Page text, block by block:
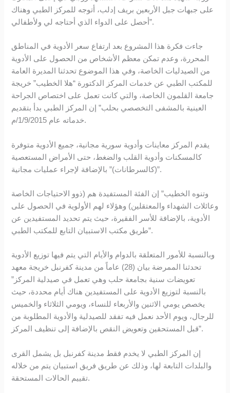
على جبهات جبل الأربعين بريف إدلب، أتوجه للمركز الطبي وهناك
أحصل على الدواء الذي أحتاجه لي ولأطفالي”.
جاءت فكرة هذا المشروع بعد ارتفاع سعر الأدوية في المناطق
المحررة، وعدم تمكن معظم الأشخاص من الحصول على الأدوية
من الصيدليات الخاصة، وفي هذا الموضوع تحدثنا المديرة العامة
للمكتب الطبي عن خدمات المركز الدكتورة “هلا الخطيب” خريجة
جامعة القلمون الخاصة، والتي كانت تعمل على اختصاص الجراحة
العينية بالمشفى التخصصي بحلب” إن المركز الطبي بدأ بتقديم
خدماته عام 1/9/2015/م.
يقدم المركز معاينات وأدوية سورية مجانية، جميع الأدوية متوفرة
كالمسكنات وأدوية القلب والضغط، حتى الأمراض المستعصية
(كالسرطانات)” بالإضافة لإجراء عمليات مجانية”.
وتنوه الخطيب” إن الفئة المستفيدة هم (ذوو الاحتياجات الخاصة
وعائلات الشهداء والمعتقلين) وهؤلاء لهم الأولوية في الحصول على
الأدوية، بالإضافة للأسر الفقيرة، حيث يتم تحديد المستفيدين عن
طريق مكتب الاستبيان التابع للمكتب الطبي”.
وبالنسبة للأمور المتعلقة بالدوام والأيام التي يتم فيها توزيع الأدوية
تحدثنا الممرضة بيان (28) عاماً من مدينة كفرنبل خريجة معهد
تعويضات سنية بجامعة حلب وهي تعمل في صيدلية المركز”
بالنسبة لتوزيع الأدوية على المستفيدين هناك أيام محددة، حيث
يخصص يومي الاثنين والأربعاء للنساء، ويومي الثلاثاء والخميس
للرجال، ويوم الأحد نعمل فيه تفقد للصيدلية والأدوية المطلوبة من
قبل المستحقين وتعويض النقص بالإضافة إلى تنظيف المركز”.
إن المركز الطبي لا يخدم فقط مدينة كفرنبل بل يشمل القرى
والبلدات التابعة لها، وذلك عن طريق فريق استبيان يتم من خلاله
تقييم الحالات المستحقة.